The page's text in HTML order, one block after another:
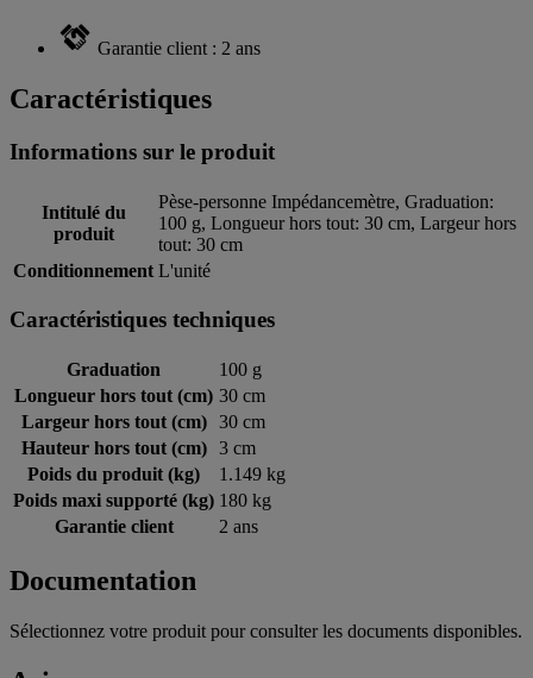
Garantie client : 2 ans
Caractéristiques
Informations sur le produit
Intitulé du
produit
Pèse-personne Impédancemètre, Graduation:
100 g, Longueur hors tout: 30 cm, Largeur hors
tout: 30 cm
Conditionnement L'unité
Caractéristiques techniques
Graduation
100 g
Longueur hors tout (cm) 30 cm
Largeur hors tout (cm)
30 cm
Hauteur hors tout (cm)
3 cm
Poids du produit (kg)
1.149 kg
Poids maxi supporté (kg) 180 kg
Garantie client
2 ans
Documentation
Sélectionnez votre produit pour consulter les documents disponibles.